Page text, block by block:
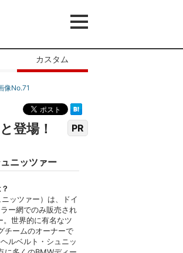
カスタム
像No.71
PR
登場！
ニッツァー
ッツァー）は、ドイ
ー網でのみ販売され
。世界的に有名なツ
チームのオーナーで
ルベルト・シュニッ